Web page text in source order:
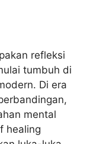
refleksi
tumbuh di
Di era
mental
healing